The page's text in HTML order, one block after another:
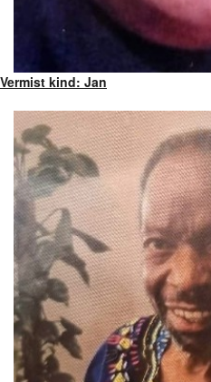
Vermist kind: Jan